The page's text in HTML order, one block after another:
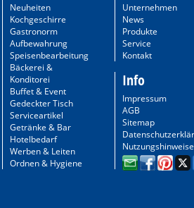
Neuheiten
Kochgeschirre
Gastronorm
Aufbewahrung
Speisenbearbeitung
Bäckerei &
Konditorei
Buffet & Event
Gedeckter Tisch
Serviceartikel
Getränke & Bar
Hotelbedarf
Werben & Leiten
Ordnen & Hygiene
Unternehmen
News
Produkte
Service
Kontakt
Info
Impressum
AGB
Sitemap
Nutzungshinweise